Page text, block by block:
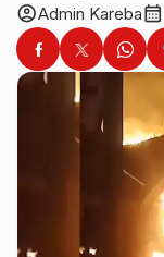
account_circleAdmin Karebacalendar_month